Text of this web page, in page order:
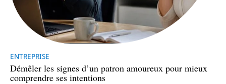
ENTREPRISE
Démêler les signes d’un patron amoureux pour mieux
comprendre ses intentions